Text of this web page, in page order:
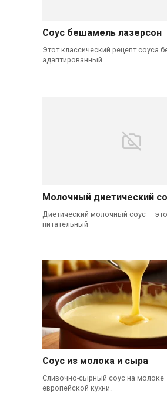
Соус бешамель лазерсон
Этот классический рецепт соуса
адаптированный
Молочный диетический
Диетический молочный соус — это
питательный
Соус из молока и сыра
Сливочно-сырный соус на молоке
европейской кухни.